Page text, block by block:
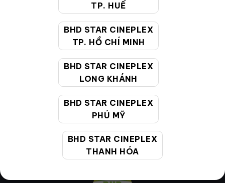
TP. HUẾ
BHD STAR CINEPLEX
TP. HỒ CHÍ MINH
BHD STAR CINEPLEX
LONG KHÁNH
BHD STAR CINEPLEX
PHÚ MỸ
BHD STAR CINEPLEX
THANH HÓA
19002099
Giờ làm việc: 9:00 - 22:00 (Tất cả các ngày bao
cskh@bhdstar.vn